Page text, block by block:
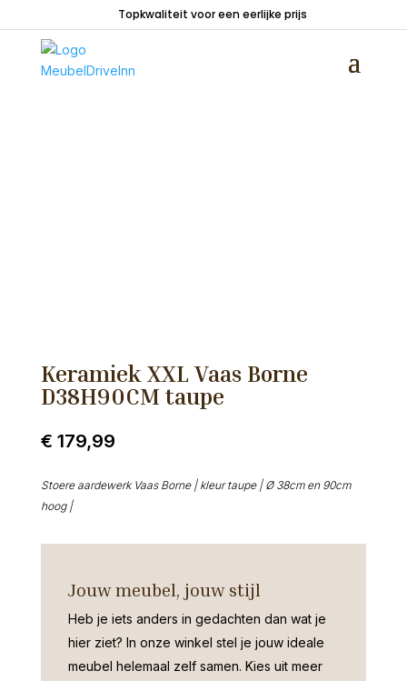
Topkwaliteit voor een eerlijke prijs
Woondecoraties/Vazen en potten
Keramiek XXL Vaas Borne D38H90CM taupe
Keramiek XXL Vaas Borne
D38H90CM taupe
€ 179,99
Stoere aardewerk Vaas Borne | kleur taupe | Ø 38cm en 90cm
hoog |
Jouw meubel, jouw stijl
Heb je iets anders in gedachten dan wat je
hier ziet? In onze winkel stel je jouw ideale
meubel helemaal zelf samen. Kies uit meer